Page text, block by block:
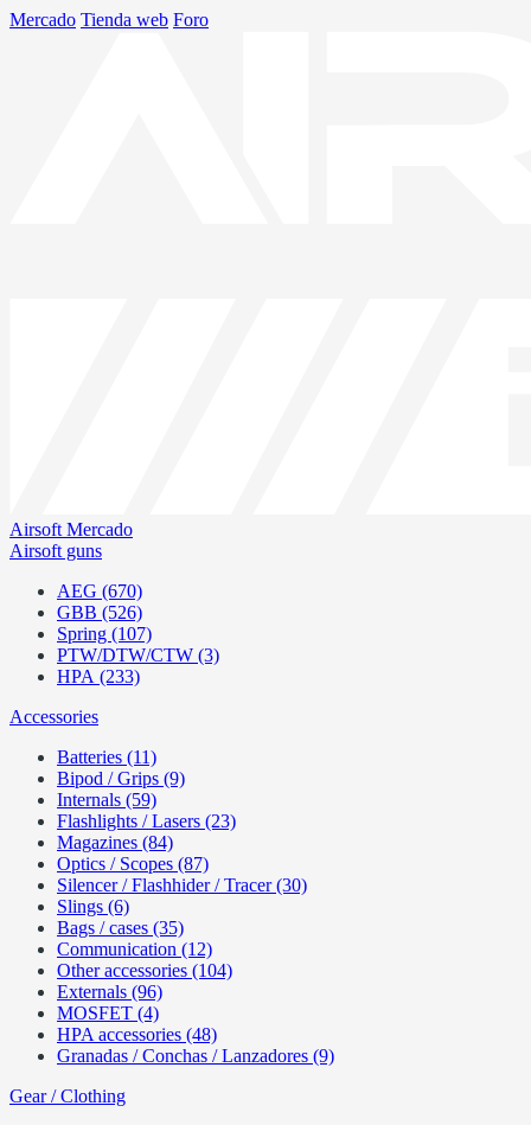
Mercado Tienda web Foro
Airsoft Mercado
Airsoft guns
AEG (670)
GBB (526)
Spring (107)
PTW/DTW/CTW (3)
HPA (233)
Accessories
Batteries (11)
Bipod / Grips (9)
Internals (59)
Flashlights / Lasers (23)
Magazines (84)
Optics / Scopes (87)
Silencer / Flashhider / Tracer (30)
Slings (6)
Bags / cases (35)
Communication (12)
Other accessories (104)
Externals (96)
MOSFET (4)
HPA accessories (48)
Granadas / Conchas / Lanzadores (9)
Gear / Clothing